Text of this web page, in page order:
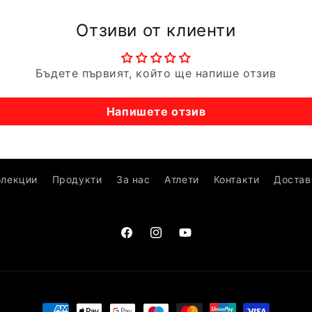
Отзиви от клиенти
Бъдете първият, който ще напише отзив
Напишете отзив
Продукти За нас Атлети Контакти
FacebookInstagramYouTube